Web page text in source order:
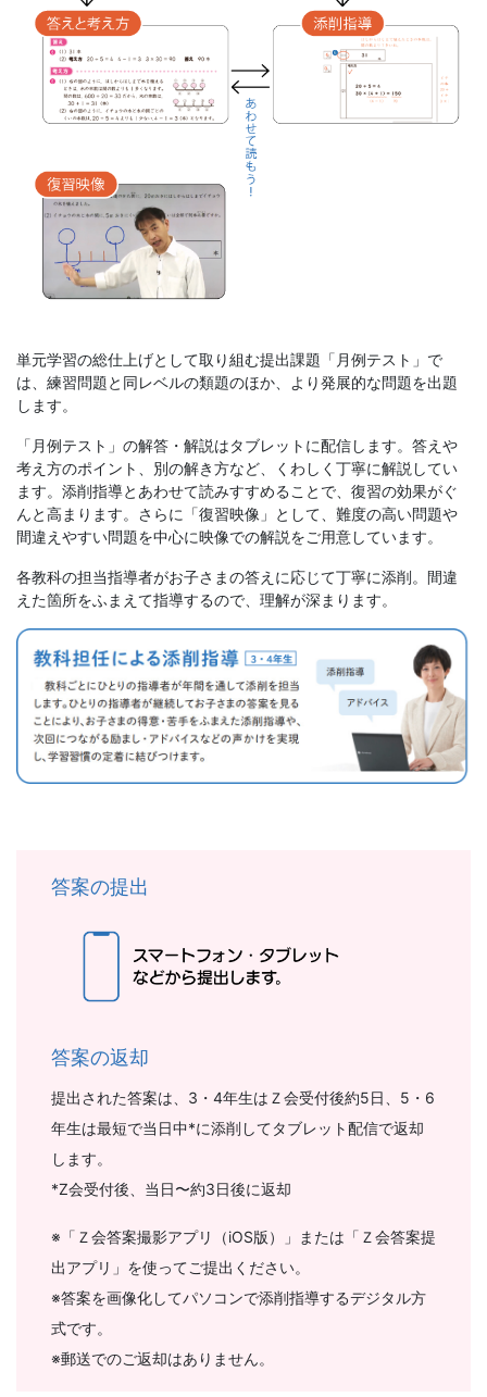
単元学習の総仕上げとして取り組む提出課題「月例テスト」で
は、練習問題と同レベルの類題のほか、より発展的な問題を出題
します。
「月例テスト」の解答・解説はタブレットに配信します。答えや
考え方のポイント、別の解き方など、くわしく丁寧に解説してい
ます。添削指導とあわせて読みすすめることで、復習の効果がぐ
んと高まります。さらに「復習映像」として、難度の高い問題や
間違えやすい問題を中心に映像での解説をご用意しています。
各教科の担当指導者がお子さまの答えに応じて丁寧に添削。間違
えた箇所をふまえて指導するので、理解が深まります。
答案の提出
答案の返却
提出された答案は、3・4年生はＺ会受付後約5日、5・6
年生は最短で当日中*に添削してタブレット配信で返却
します。
*Z会受付後、当日〜約3日後に返却
※「Ｚ会答案撮影アプリ（iOS版）」または「Ｚ会答案提
出アプリ」を使ってご提出ください。
※答案を画像化してパソコンで添削指導するデジタル方
式です。
※郵送でのご返却はありません。